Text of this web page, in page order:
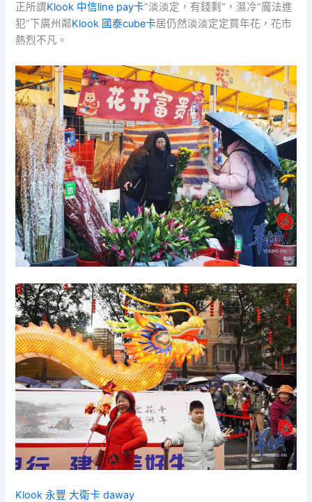
正所謂Klook 中信line pay卡“淡淡定，有錢剩”，濕冷“魔法進
犯”下廣州鄰Klook 國泰cube卡居仍然淡淡定定買年花，花市
熱烈不凡。
Klook 永豐 大衛卡 daway